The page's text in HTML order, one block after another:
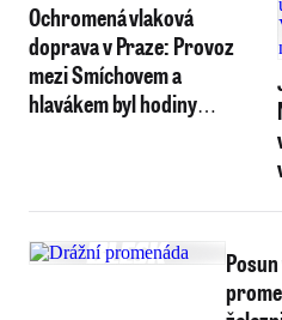
Ochromená vlaková
doprava v Praze: Provoz
mezi Smíchovem a
hlavákem byl hodiny